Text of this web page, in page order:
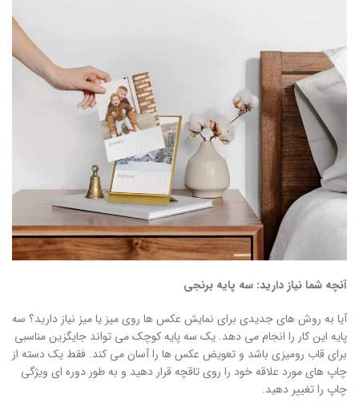
آنچه شما نیاز دارید: سه پایه برنجی
آیا به روش های جدیدی برای نمایش عکس ها روی میز یا میز نیاز دارید؟ سه
پایه این کار را انجام می دهد. یک سه پایه کوچک می تواند جایگزین مناسبی
برای قاب رومیزی باشد و تعویض عکس ها را آسان می کند. فقط یک دسته از
چاپ های مورد علاقه خود را روی تاقچه قرار دهید و به طور دوره ای ویژگی
چاپ را تغییر دهید.